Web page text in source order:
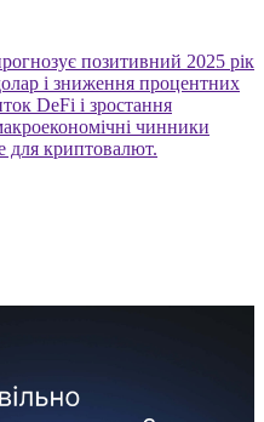
позитивний 2025 рік
і зниження процентних
DeFi і зростання
чинники
для криптовалют.